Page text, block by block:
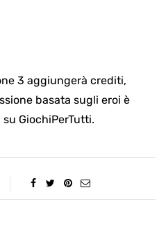
3 aggiungerà crediti,
basata sugli eroi è
GiochiPerTutti.